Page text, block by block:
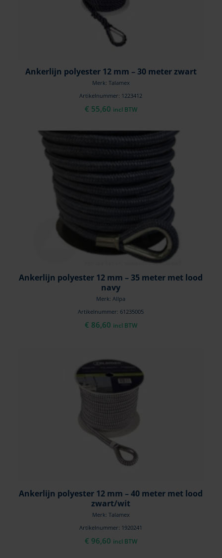
Ankerlijn polyester 12 mm – 30 meter zwart
Merk: Talamex
Artikelnummer: 1223412
€ 55,60 incl BTW
Ankerlijn polyester 12 mm – 35 meter met lood
navy
Merk: Allpa
Artikelnummer: 61235005
€ 86,60 incl BTW
Ankerlijn polyester 12 mm – 40 meter met lood
zwart/wit
Merk: Talamex
Artikelnummer: 1920241
€ 96,60 incl BTW